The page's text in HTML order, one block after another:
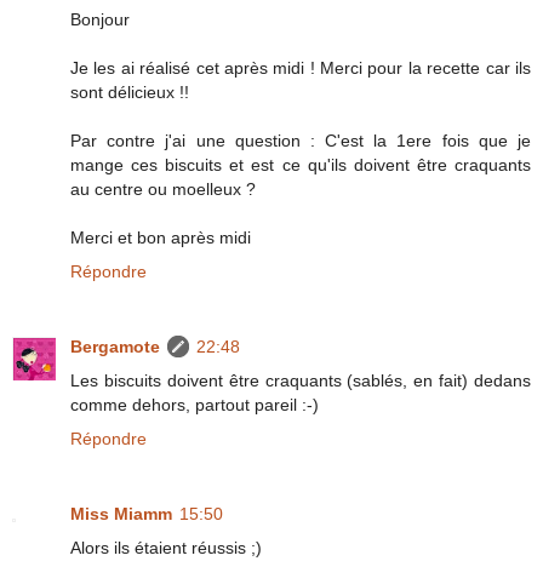
Bonjour
Je les ai réalisé cet après midi ! Merci pour la recette car ils
sont délicieux !!
Par contre j'ai une question : C'est la 1ere fois que je
mange ces biscuits et est ce qu'ils doivent être craquants
au centre ou moelleux ?
Merci et bon après midi
Répondre
Bergamote
22:48
Les biscuits doivent être craquants (sablés, en fait) dedans
comme dehors, partout pareil :-)
Répondre
Miss Miamm 15:50
Alors ils étaient réussis ;)